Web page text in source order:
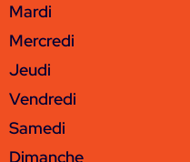
Mardi
Mercredi
Jeudi
Vendredi
Samedi
Dimanche